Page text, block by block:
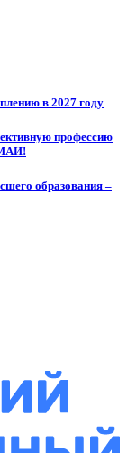
в 2027 году
профессию
МАИ!
образования –